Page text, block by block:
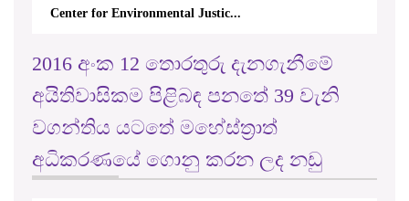
Center for Environmental Justic...
2016 අංක 12 තොරතුරු දැනගැනීමේ
අයිතිවාසිකම පිළිබඳ පනතේ 39 වැනි
වගන්තිය යටතේ මහේස්ත්‍රාත්
අධිකරණයේ ගොනු කරන ලද නඩු